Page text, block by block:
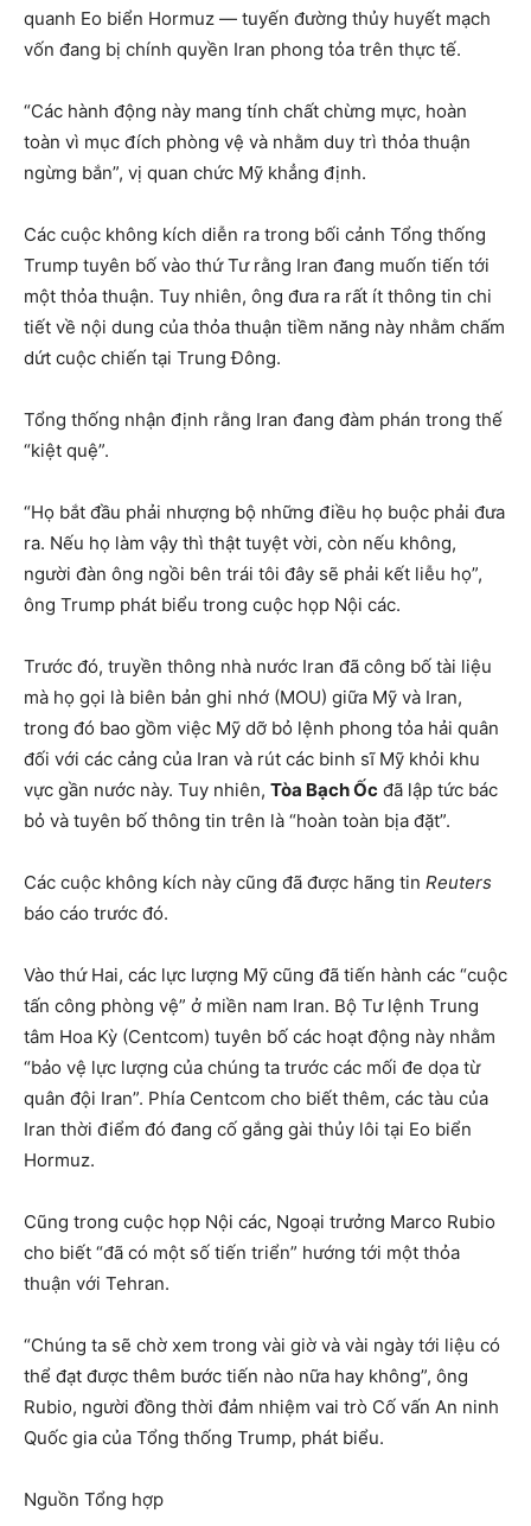
quanh Eo biển Hormuz — tuyến đường thủy huyết mạch
vốn đang bị chính quyền Iran phong tỏa trên thực tế.
“Các hành động này mang tính chất chừng mực, hoàn
toàn vì mục đích phòng vệ và nhằm duy trì thỏa thuận
ngừng bắn”, vị quan chức Mỹ khẳng định.
Các cuộc không kích diễn ra trong bối cảnh Tổng thống
Trump tuyên bố vào thứ Tư rằng Iran đang muốn tiến tới
một thỏa thuận. Tuy nhiên, ông đưa ra rất ít thông tin chi
tiết về nội dung của thỏa thuận tiềm năng này nhằm chấm
dứt cuộc chiến tại Trung Đông.
Tổng thống nhận định rằng Iran đang đàm phán trong thế
“kiệt quệ”.
“Họ bắt đầu phải nhượng bộ những điều họ buộc phải đưa
ra. Nếu họ làm vậy thì thật tuyệt vời, còn nếu không,
người đàn ông ngồi bên trái tôi đây sẽ phải kết liễu họ”,
ông Trump phát biểu trong cuộc họp Nội các.
Trước đó, truyền thông nhà nước Iran đã công bố tài liệu
mà họ gọi là biên bản ghi nhớ (MOU) giữa Mỹ và Iran,
trong đó bao gồm việc Mỹ dỡ bỏ lệnh phong tỏa hải quân
đối với các cảng của Iran và rút các binh sĩ Mỹ khỏi khu
vực gần nước này. Tuy nhiên, Tòa Bạch Ốc đã lập tức bác
bỏ và tuyên bố thông tin trên là “hoàn toàn bịa đặt”.
Các cuộc không kích này cũng đã được hãng tin Reuters
báo cáo trước đó.
Vào thứ Hai, các lực lượng Mỹ cũng đã tiến hành các “cuộc
tấn công phòng vệ” ở miền nam Iran. Bộ Tư lệnh Trung
tâm Hoa Kỳ (Centcom) tuyên bố các hoạt động này nhằm
“bảo vệ lực lượng của chúng ta trước các mối đe dọa từ
quân đội Iran”. Phía Centcom cho biết thêm, các tàu của
Iran thời điểm đó đang cố gắng gài thủy lôi tại Eo biển
Hormuz.
Cũng trong cuộc họp Nội các, Ngoại trưởng Marco Rubio
cho biết “đã có một số tiến triển” hướng tới một thỏa
thuận với Tehran.
“Chúng ta sẽ chờ xem trong vài giờ và vài ngày tới liệu có
thể đạt được thêm bước tiến nào nữa hay không”, ông
Rubio, người đồng thời đảm nhiệm vai trò Cố vấn An ninh
Quốc gia của Tổng thống Trump, phát biểu.
Nguồn Tổng hợp